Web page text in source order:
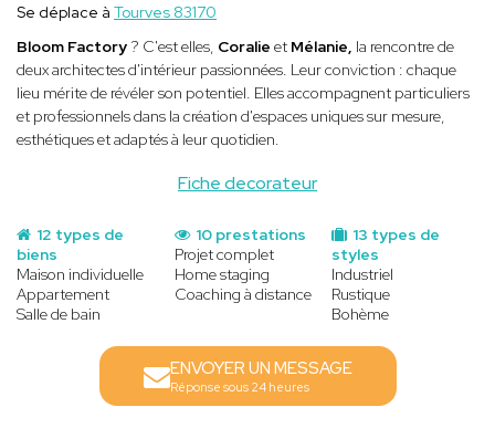
Fiche decorateur
Se déplace à Tourves 83170
Bloom Factory ? C'est elles, Coralie et Mélanie, la rencontre de
deux architectes d'intérieur passionnées. Leur conviction : chaque
lieu mérite de révéler son potentiel. Elles accompagnent particuliers
et professionnels dans la création d'espaces uniques sur mesure,
esthétiques et adaptés à leur quotidien.
12 types de
biens
Maison individuelle
Appartement
Salle de bain
13 types de
styles
Industriel
Rustique
Bohème
10 prestations
Projet complet
Home staging
Coaching à distance
ENVOYER UN MESSAGE
Réponse sous 24 heures